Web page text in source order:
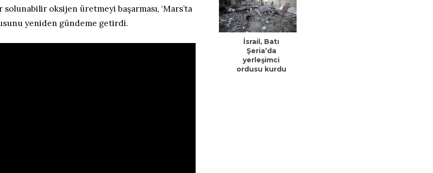
solunabilir oksijen üretmeyi başarması, ‘Mars’ta
yeniden gündeme getirdi.
İsrail, Batı
Şeria’da
yerleşimci
ordusu kurdu